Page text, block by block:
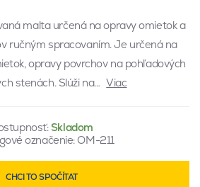
malta určená na opravy omietok a
ručným spracovaním. Je určená na
opravy povrchov na pohľadových
stenách. Slúži na… Viac
Skladom
označenie:OM-211
CHCI TO SPOČÍTAT